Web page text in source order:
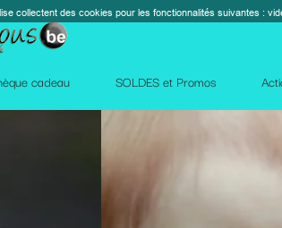
Action Facebook Blog Des
suivantes : vidéos, cartes, réseaux sociaux, calendrier,